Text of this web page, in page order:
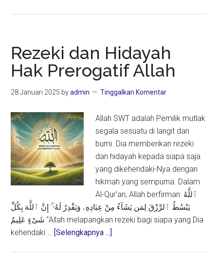
Pembuka
Pintu
Rezeki
Rezeki dan Hidayah
Hak Prerogatif Allah
28 Januari 2025 byadmin Tinggalkan Komentar
Allah SWT adalah Pemilik mutlak
segala sesuatu di langit dan
bumi. Dia memberikan rezeki
dan hidayah kepada siapa saja
yang dikehendaki-Nya dengan
hikmah yang sempurna. Dalam
Al-Qur'an, Allah berfirman: ٱللَّهُ
يَبْسُطُ ٱلرِّزْقَ لِمَن يَشَآءُ مِنْ عِبَادِهِۦ وَيَقْدِرُ لَهُۥٓ ۚ إِنَّ ٱللَّهَ بِكُلِّ
شَىْءٍ عَلِيمٌ “Allah melapangkan rezeki bagi siapa yang Dia
kehendaki … [Selengkapnya ...]